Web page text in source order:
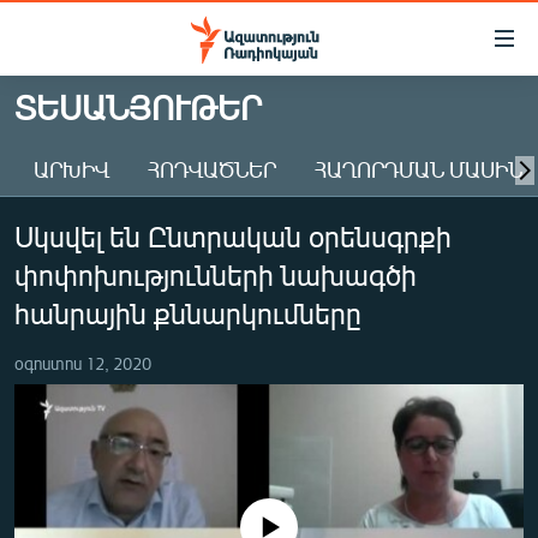
Մատչելիության
Անցնել
հիմնական
Անցնել
հիմնական
մենյուին
Որոնում
ԱԶԱՏՈՒԹՅՈՒՆ TV
ՀԱՅԱՍՏԱՆ
ԸՆՏՐՈՒԹՅՈՒՆՆԵՐ 2026
ԻՐԱՎՈՒՆՔ
ՏՆՏԵՍՈՒԹՅՈՒՆ
ՂԱՐԱԲԱՂ
ՊԱՏԵՐԱԶՄԻ 6 ՇԱԲԱԹՆԵՐԸ
ՏԱՐԱԾԱՇՐՋԱՆ
ՏԵՍԱՆՅՈՒԹԵՐ
ԱՐԽԻՎ ՀՈԴՎԱԾՆԵՐ ՀԱՂՈՐԴՄԱՆ ՄԱՍԻՆ
Սկսվել են Ընտրական օրենսգրքի
փոփոխությունների նախագծի
հանրային քննարկումները
օգոստոս 12, 2020
No media source currently available